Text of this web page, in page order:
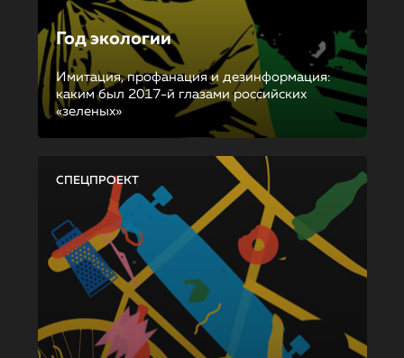
Год экологии
Имитация, профанация и дезинформация:
каким был 2017-й глазами российских
«зеленых»
СПЕЦПРОЕКТ